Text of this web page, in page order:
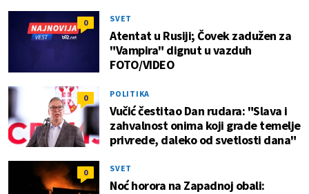
0 SVET
Atentat u Rusiji; Čovek zadužen za
"Vampira" dignut u vazduh
FOTO/VIDEO
0 POLITIKA
Vučić čestitao Dan rudara: "Slava i
zahvalnost onima koji grade temelje
privrede, daleko od svetlosti dana"
0 SVET
Noć horora na Zapadnoj obali: